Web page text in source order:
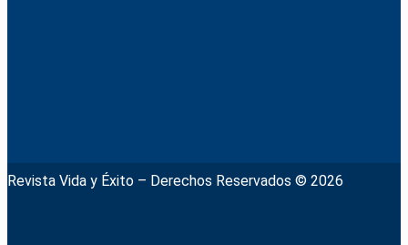
Revista Vida y Éxito – Derechos Reservados © 2026